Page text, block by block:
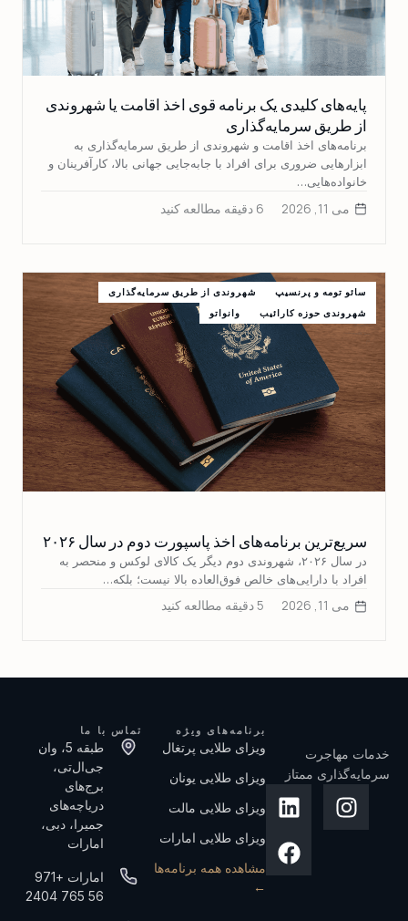
پایه‌های کلیدی یک برنامه قوی اخذ اقامت یا شهروندی
از طریق سرمایه‌گذاری
برنامه‌های اخذ اقامت و شهروندی از طریق سرمایه‌گذاری به
ابزارهایی ضروری برای افراد با جابه‌جایی جهانی بالا، کارآفرینان و
خانواده‌هایی…
می 11, 2026 6 دقیقه مطالعه کنید
سائو تومه و پرنسیپ
شهروندی از طریق سرمایه‌گذاری
شهروندی حوزه کارائیب
وانواتو
سریع‌ترین برنامه‌های اخذ پاسپورت دوم در سال ۲۰۲۶
در سال ۲۰۲۶، شهروندی دوم دیگر یک کالای لوکس و منحصر به
افراد با دارایی‌های خالص فوق‌العاده بالا نیست؛ بلکه…
می 11, 2026 5 دقیقه مطالعه کنید
خدمات مهاجرت
سرمایه‌گذاری ممتاز
برنامه‌های ویژه
ویزای طلایی پرتغال
ویزای طلایی یونان
ویزای طلایی مالت
ویزای طلایی امارات
مشاهده همه برنامه‌ها
←
تماس با ما
طبقه 5، وان
جی‌ال‌تی،
برج‌های
دریاچه‌های
جمیرا، دبی،
امارات
امارات +971
56 765 2404